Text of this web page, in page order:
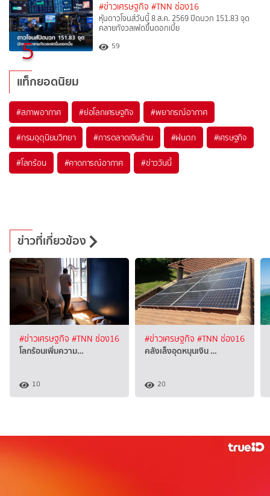
5
#ข่าวเศรษฐกิจ #TNN ช่อง16
หุ้นดาวโจนส์วันนี้ 8 ส.ค. 2569 ปิดบวก 151.83 จุด
คลายกังวลเฟดขึ้นดอกเบี้ย
59
แท็กยอดนิยม
#สภาพอากาศ #ย่อโลกเศรษฐกิจ #พยากรณ์อากาศ
#กรมอุตุนิยมวิทยา #การตลาดเงินล้าน #ฝนตก #เศรษฐกิจ
#โลกร้อน #คาดการณ์อากาศ #ข่าววันนี้
ข่าวที่เกี่ยวข้อง
#ข่าวเศรษฐกิจ #TNN ช่อง16
โลกร้อนเพิ่มความ…
10
#ข่าวเศรษฐกิจ #TNN ช่อง16
คลังเล็งอุดหนุนเงิน …
20